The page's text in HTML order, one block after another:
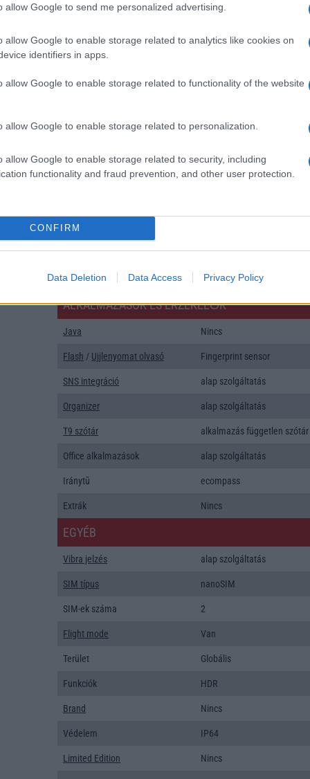
allow Google to send me personalized advertising.
allow Google to enable storage related to analytics like cookies on
identifiers in apps.
allow Google to enable storage related to functionality of the website
allow Google to enable storage related to personalization.
allow Google to enable storage related to security, including
functionality and fraud prevention, and other user protection.
CONFIRM
Data Deletion Data Access Privacy Policy
Wi-Fi HotSpot alap szolgáltatás
NFC
TV/USB kapcsolat OtG (On-the-Go USB)
BDS (Kína), Galileo (EU)
AKKUMULÁTOR
Készenléti idő h /
Cserélhetőség
Gyorstöltés
ALKALMAZÁSOK ÉS ÉRZÉKELŐK
Java Nincs
Flash / Ujjlenyomat olvasó Fingerprint sensor
SNS integráció alap szolgáltatás
Organizer alap szolgáltatás
T9 szótár alkalmazás független szótár
Office alkalmazások alap szolgáltatás
Iránytũ ecompass
Extrák Nincs
EGYÉB
Vibra jelzés alap szolgáltatás
SIM típus nanoSIM
SIM-ek száma 2
Flight mode Van
Terület Globális
Funkciók HDR
Brand Nincs
Védelem IP64
Limited Edition Nincs